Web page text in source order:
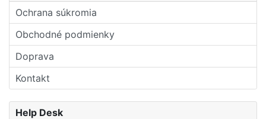
Ochrana súkromia
Obchodné podmienky
Doprava
Kontakt
Help Desk